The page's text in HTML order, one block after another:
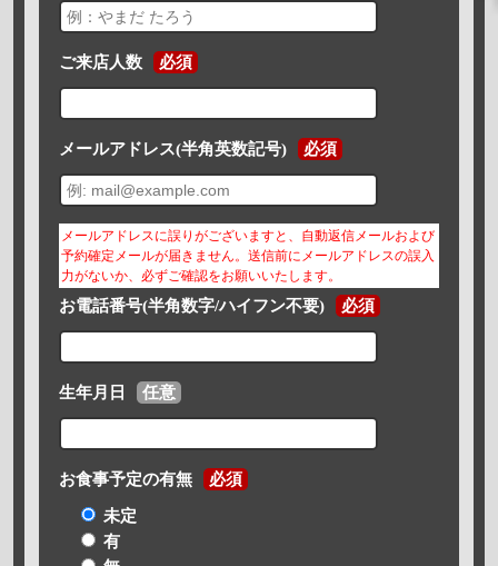
ご来店人数 必須
メールアドレス(半角英数記号) 必須
メールアドレスに誤りがございますと、自動返信メールおよび
予約確定メールが届きません。送信前にメールアドレスの誤入
力がないか、必ずご確認をお願いいたします。
お電話番号(半角数字/ハイフン不要) 必須
生年月日 任意
お食事予定の有無 必須
未定
有